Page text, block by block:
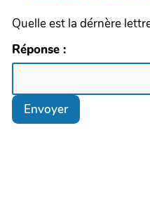
Quelle est la dérnère
Réponse :
Envoyer